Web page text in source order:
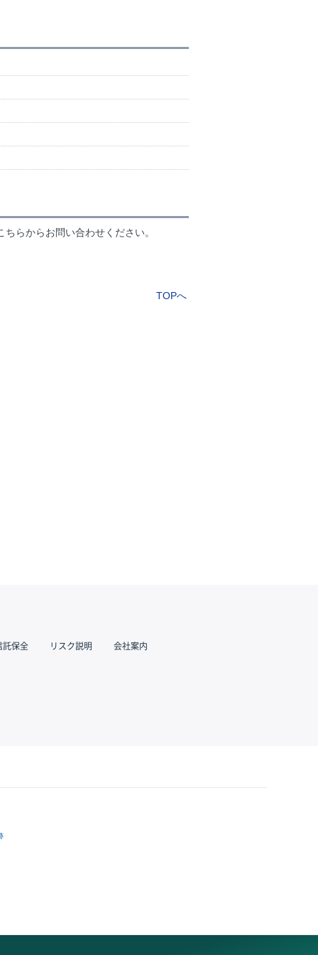
らからお問い合わせください。
TOPへ
託保全 リスク説明 会社案内